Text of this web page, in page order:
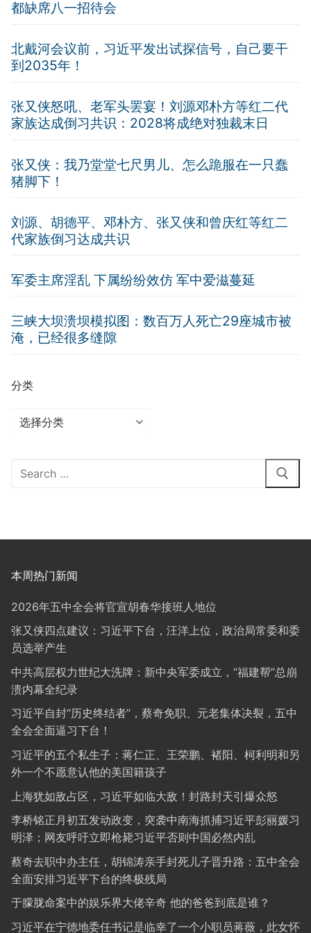
都缺席八一招待会
北戴河会议前，习近平发出试探信号，自己要干
到2035年！
张又侠怒吼、老军头罢宴！刘源邓朴方等红二代
家族达成倒习共识：2028将成绝对独裁末日
张又侠：我乃堂堂七尺男儿、怎么跪服在一只蠢
猪脚下！
刘源、胡德平、邓朴方、张又侠和曾庆红等红二
代家族倒习达成共识
军委主席淫乱 下属纷纷效仿 军中爱滋蔓延
三峡大坝溃坝模拟图：数百万人死亡29座城市被
淹，已经很多缝隙
分类
分
Search
本周热门新闻
2026年五中全会将官宣胡春华接班人地位
张又侠四点建议：习近平下台，汪洋上位，政治局常委和委
员选举产生
中共高层权力世纪大洗牌：新中央军委成立，“福建帮”总崩
溃内幕全纪录
习近平自封“历史终结者”，蔡奇免职、元老集体决裂，五中
全会全面逼习下台！
习近平的五个私生子：蒋仁正、王荣鹏、褚阳、柯利明和另
外一个不愿意认他的美国籍孩子
上海犹如敌占区，习近平如临大敌！封路封天引爆众怒
李桥铭正月初五发动政变，突袭中南海抓捕习近平彭丽媛习
明泽；网友呼吁立即枪毙习近平否则中国必然内乱
蔡奇去职中办主任，胡锦涛亲手封死儿子晋升路：五中全会
全面安排习近平下台的终极残局
于朦胧命案中的娱乐界大佬辛奇 他的爸爸到底是谁？
习近平在宁德地委任书记是临幸了一个小职员蒋薇，此女怀